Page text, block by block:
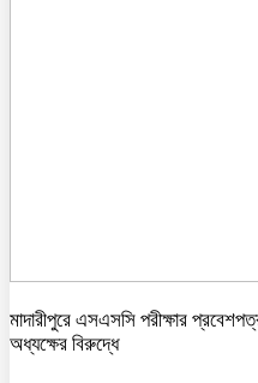
মাদারীপুরে এসএসসি পরীক্ষার
অধ্যক্ষের বিরুদ্ধে